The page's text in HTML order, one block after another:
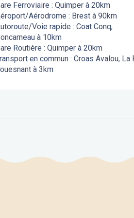
Ferroviaire : Quimper à 20km
Aérodrome : Brest à 90km
Voie rapide : Coat Conq,
à 10km
Routière : Quimper à 20km
en commun : Croas Avalou, La
à 3km